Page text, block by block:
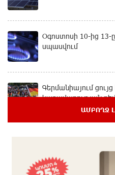
Օգոստոսի 10-ից
սպասվում
Գերմանիայում
կառավարության
միլիոն դիտում՝ 24
ԱՄԲՈՂՋ